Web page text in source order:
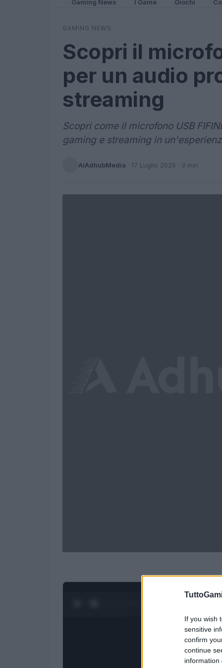
If you wish
sensitive
confirm
continue
information
Gaming News I Game Giochi
GAMING NEWS
Scopri il
per un audio
streaming
Scopri come il microfono USB
gaming e streaming in
AiAdhubMedia · 17 Luglio 2025 · 3 min